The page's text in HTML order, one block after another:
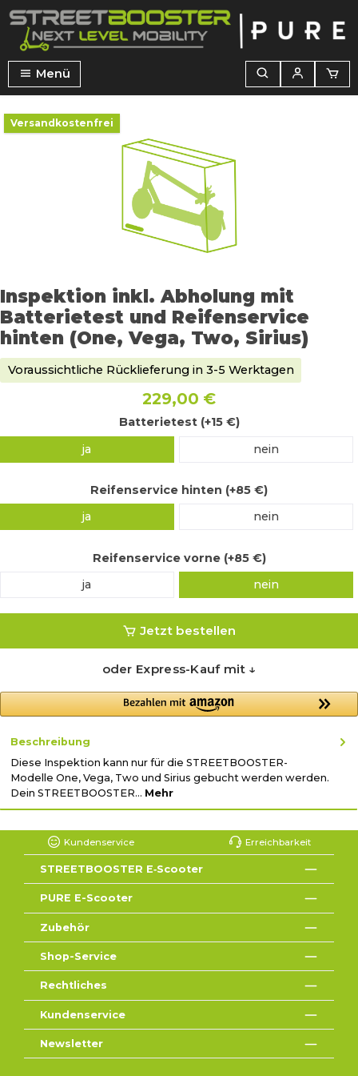
springen
Menü
Bildergalerie überspringen
Versandkostenfrei
Inspektion inkl. Abholung mit
Batterietest und Reifenservice
hinten (One, Vega, Two, Sirius)
Voraussichtliche Rücklieferung in 3-5 Werktagen
229,00 €
Batterietest (+15 €)
ja
nein
Reifenservice hinten (+85 €)
ja
nein
Reifenservice vorne (+85 €)
ja
nein
Jetzt bestellen
oder Express-Kauf mit ↓
Beschreibung
Diese Inspektion kann nur für die STREETBOOSTER-
Modelle One, Vega, Two und Sirius gebucht werden werden.
Dein STREETBOOSTER… Mehr
Kundenservice Erreichbarkeit
STREETBOOSTER E‑Scooter
PURE E-Scooter
Zubehör
Shop-Service
Rechtliches
Kundenservice
Newsletter